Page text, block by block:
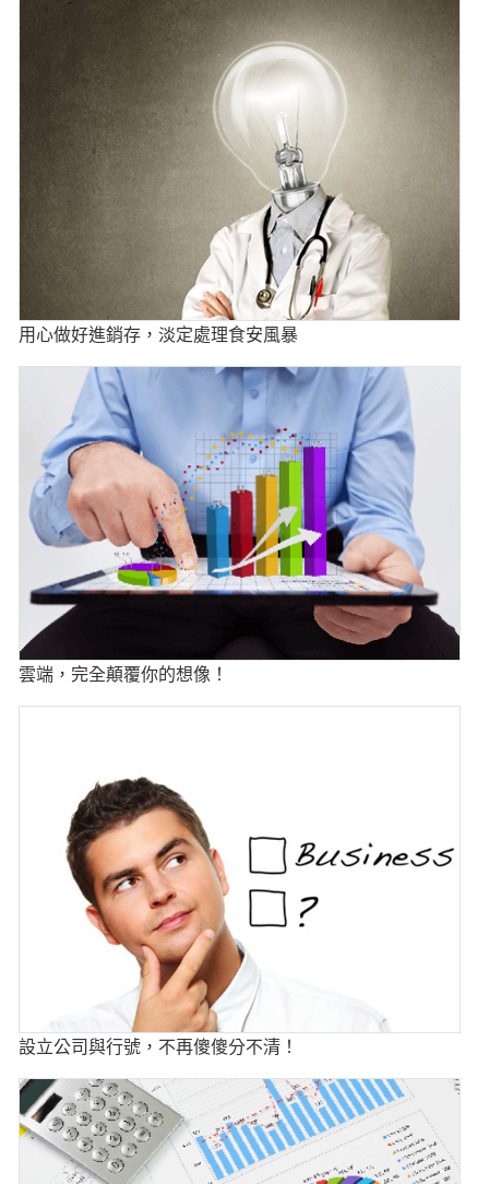
用心做好進銷存，淡定處理食安風暴
雲端，完全顛覆你的想像！
設立公司與行號，不再傻傻分不清！